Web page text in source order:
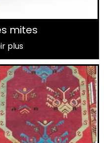
mites
plus